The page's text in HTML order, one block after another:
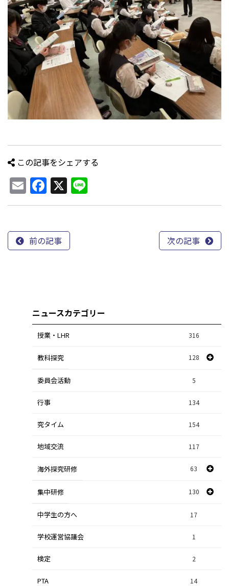
この記事をシェアする
EmailFacebook
X
前の記事 次の記事
ニュースカテゴリー
授業・LHR 316
教科探究 128
スポーツ探究 1
課題研究 84
自然探究 2
数学探究 2
社会探究 23
人文探究 9
委員会活動 5
行事 134
究タイム 154
地域交流 117
海外探究研修 63
探究研修 28
集中研修 130
集中研修（スポーツ探究科） 36
集中研修（ビジネス探究科） 56
集中研修（総合探究科） 37
中学生の方へ 17
学校運営協議会 1
検定 2
PTA 14